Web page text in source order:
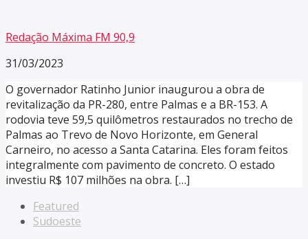
Redação Máxima FM 90,9
31/03/2023
O governador Ratinho Junior inaugurou a obra de
revitalização da PR-280, entre Palmas e a BR-153. A
rodovia teve 59,5 quilômetros restaurados no trecho de
Palmas ao Trevo de Novo Horizonte, em General
Carneiro, no acesso a Santa Catarina. Eles foram feitos
integralmente com pavimento de concreto. O estado
investiu R$ 107 milhões na obra. […]
Featured
Sudoeste